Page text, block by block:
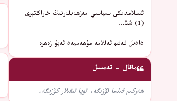
ئىسلامدىكى سىياسىي مەزھەبلەرنىڭ خاراكتېرى
(1) شىئ…
دادىل فەقىھ ئەللامە مۇھەممەد ئەبۇ زەھرە
ماقال - تەمسىل
ھەركىم قىلسا ئۆزىگە، توپا تىقىلار كۆزىگە.